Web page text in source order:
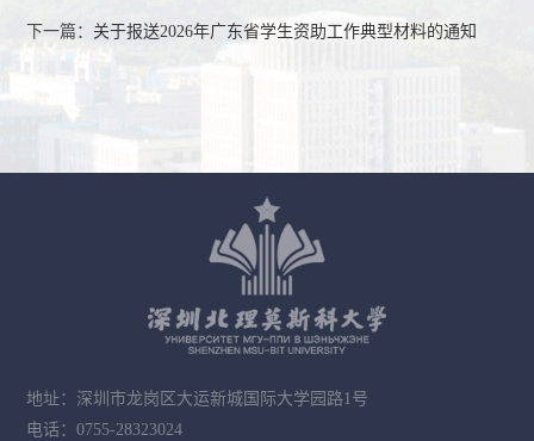
下一篇： 关于报送2026年广东省学生资助工作典型材料的通知
地址：深圳市龙岗区大运新城国际大学园路1号
电话：0755-28323024